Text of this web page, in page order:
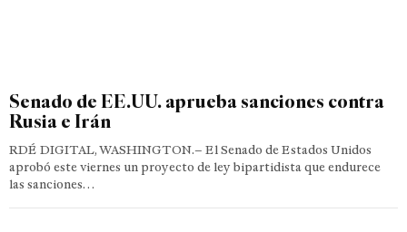
Senado de EE.UU. aprueba sanciones contra
Rusia e Irán
RDÉ DIGITAL, WASHINGTON.– El Senado de Estados Unidos
aprobó este viernes un proyecto de ley bipartidista que endurece
las sanciones…